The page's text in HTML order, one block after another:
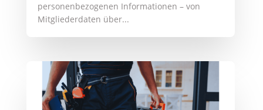
personenbezogenen Informationen – von
Mitgliederdaten über...